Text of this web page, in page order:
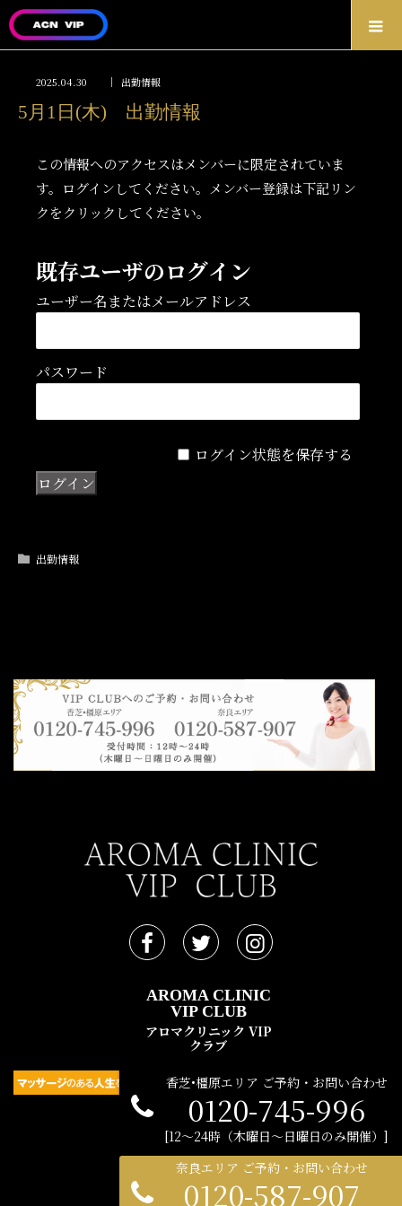
2025.04.30 出勤情報
5月1日(木) 出勤情報
この情報へのアクセスはメンバーに限定されていま
す。ログインしてください。メンバー登録は下記リン
クをクリックしてください。
既存ユーザのログイン
ユーザー名またはメールアドレス
パスワード
ログイン状態を保存する
出勤情報
奈良エリア ご予約・お問い合わせ
0120-587-907
香芝•橿原エリア ご予約・お問い合わせ
0120-745-996
12〜24時（木曜日〜日曜日のみ開催）
AROMA CLINIC
VIP CLUB
アロマクリニック VIP
クラブ
民間広告支援機構 © 2021